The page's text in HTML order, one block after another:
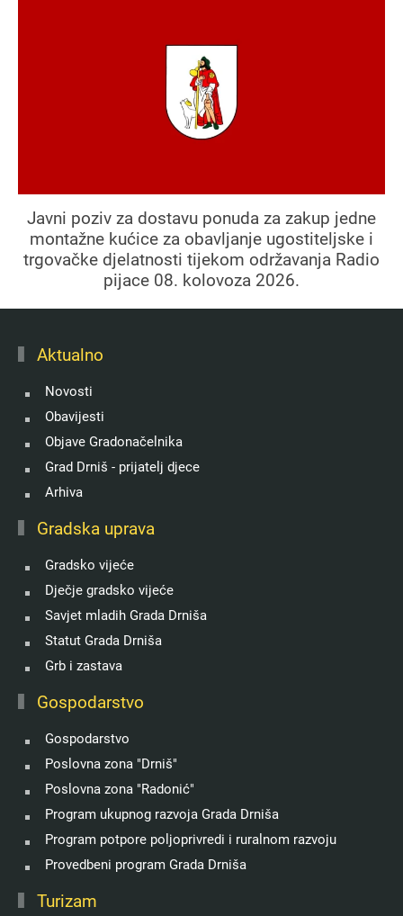
Javni poziv za dostavu ponuda za zakup jedne
montažne kućice za obavljanje ugostiteljske i
trgovačke djelatnosti tijekom održavanja Radio
pijace 08. kolovoza 2026.
Aktualno
Novosti
Obavijesti
Objave Gradonačelnika
Grad Drniš - prijatelj djece
Arhiva
Gradska uprava
Gradsko vijeće
Dječje gradsko vijeće
Savjet mladih Grada Drniša
Statut Grada Drniša
Grb i zastava
Gospodarstvo
Gospodarstvo
Poslovna zona "Drniš"
Poslovna zona "Radonić"
Program ukupnog razvoja Grada Drniša
Program potpore poljoprivredi i ruralnom razvoju
Provedbeni program Grada Drniša
Turizam